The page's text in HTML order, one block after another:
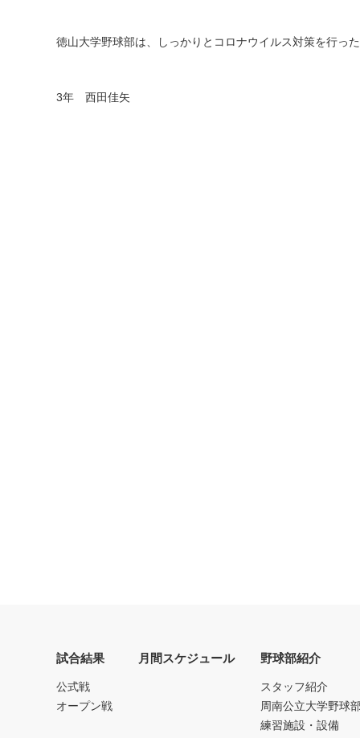
徳山大学野球部は、しっかりとコロナウイルス対策を行っ
3年 西田佳矢
試合結果
公式戦
オープン戦
月間スケジュール 野球部紹介
スタッフ紹介
周南公立大学野球
練習施設・設備